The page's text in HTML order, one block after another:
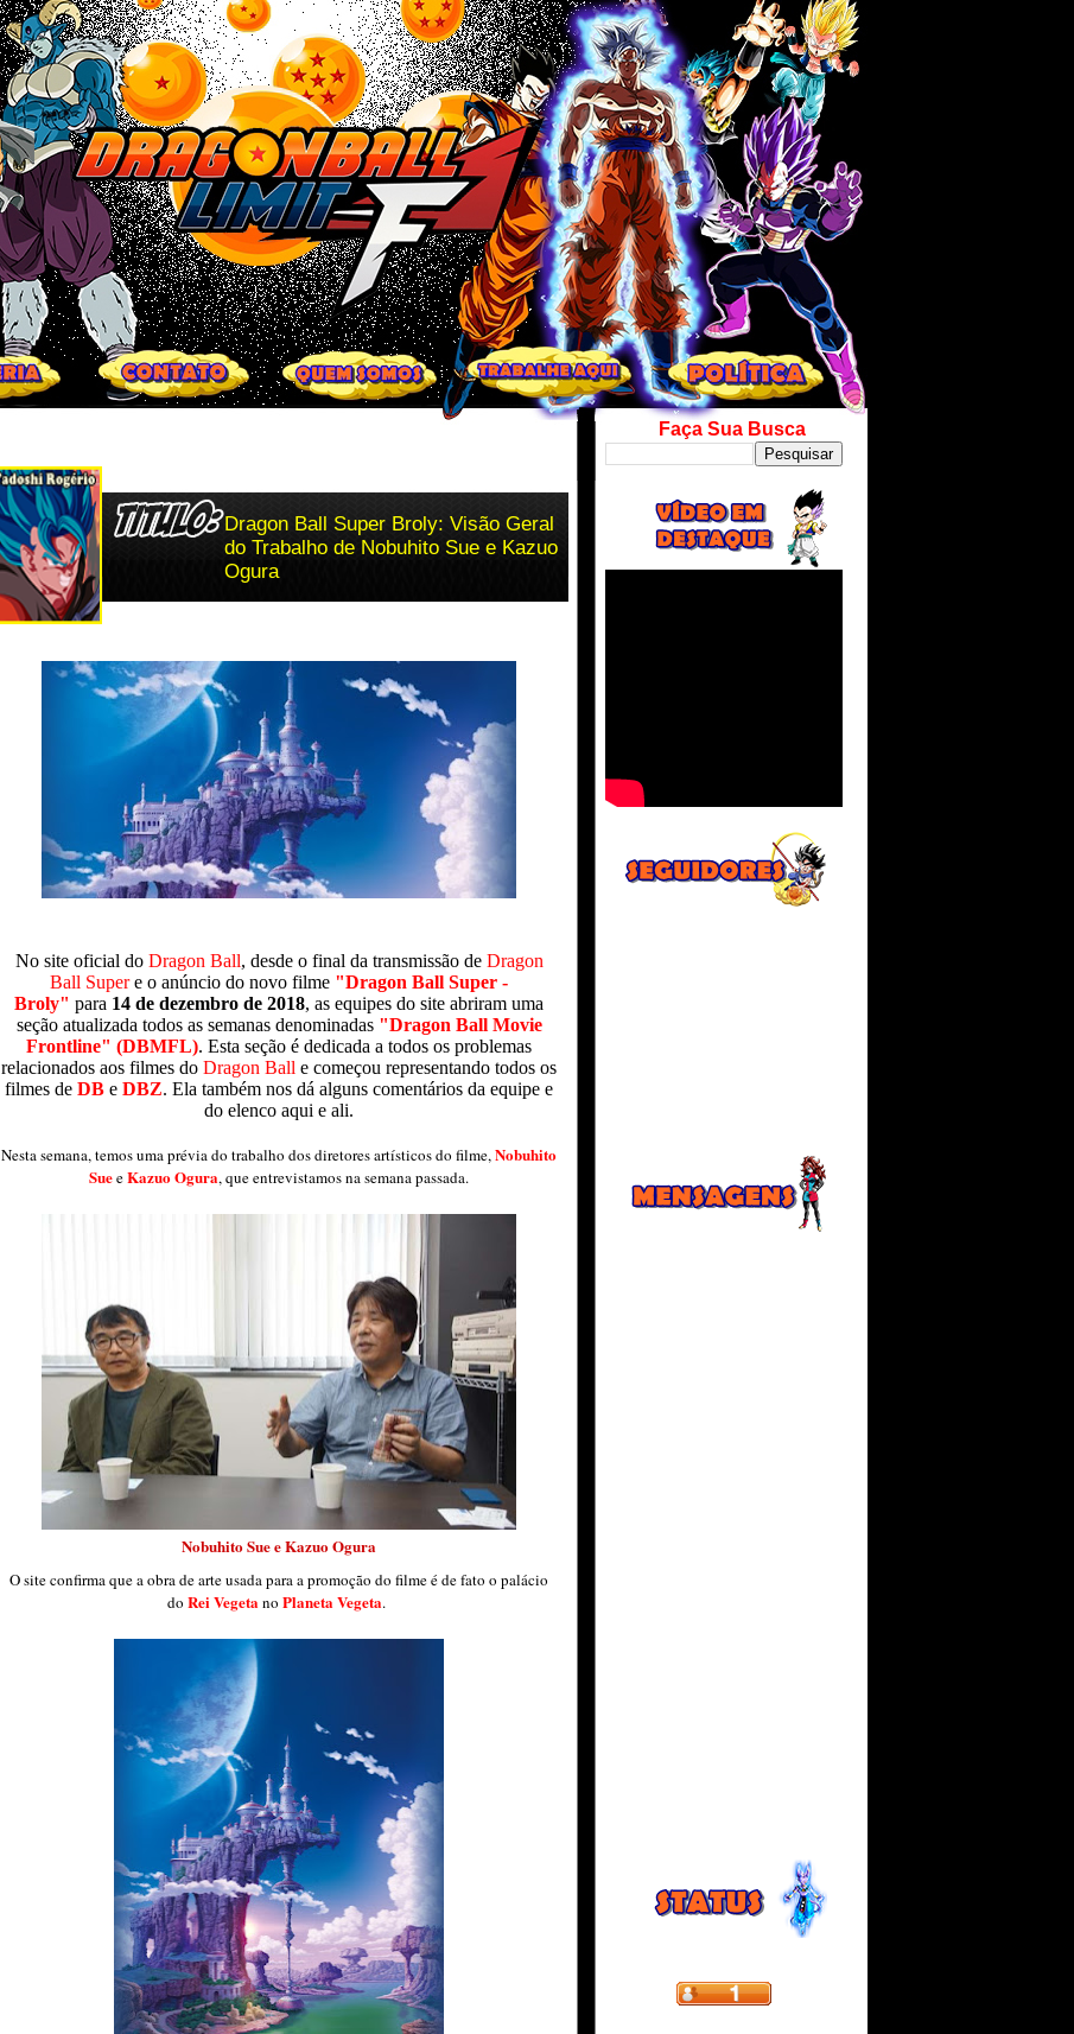
Dragon Ball Super Broly: Visão Geral
do Trabalho de Nobuhito Sue e Kazuo
Ogura
No site oficial do Dragon Ball, desde o final da transmissão de Dragon
Ball Supere o anúncio do novo filme "Dragon Ball Super -
Broly" para 14 de dezembro de 2018, as equipes do site abriram uma
seção atualizada todos as semanas denominadas "Dragon Ball Movie
Frontline" (DBMFL). Esta seção é dedicada a todos os problemas
relacionados aos filmes do Dragon Ball e começou representando todos os
filmes de DB e DBZ. Ela também nos dá alguns comentários da equipe e
do elenco aqui e ali.
Nesta semana, temos uma prévia do trabalho dos diretores artísticos do filme, Nobuhito
SueeKazuo Ogura, que entrevistamos na semana passada.
Nobuhito Sue e Kazuo Ogura
O site confirma que a obra de arte usada para a promoção do filme é de fato o palácio
do Rei Vegetano Planeta Vegeta.
Faça Sua Busca